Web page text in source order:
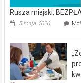
Rusza miejski,
5 maja, 2026